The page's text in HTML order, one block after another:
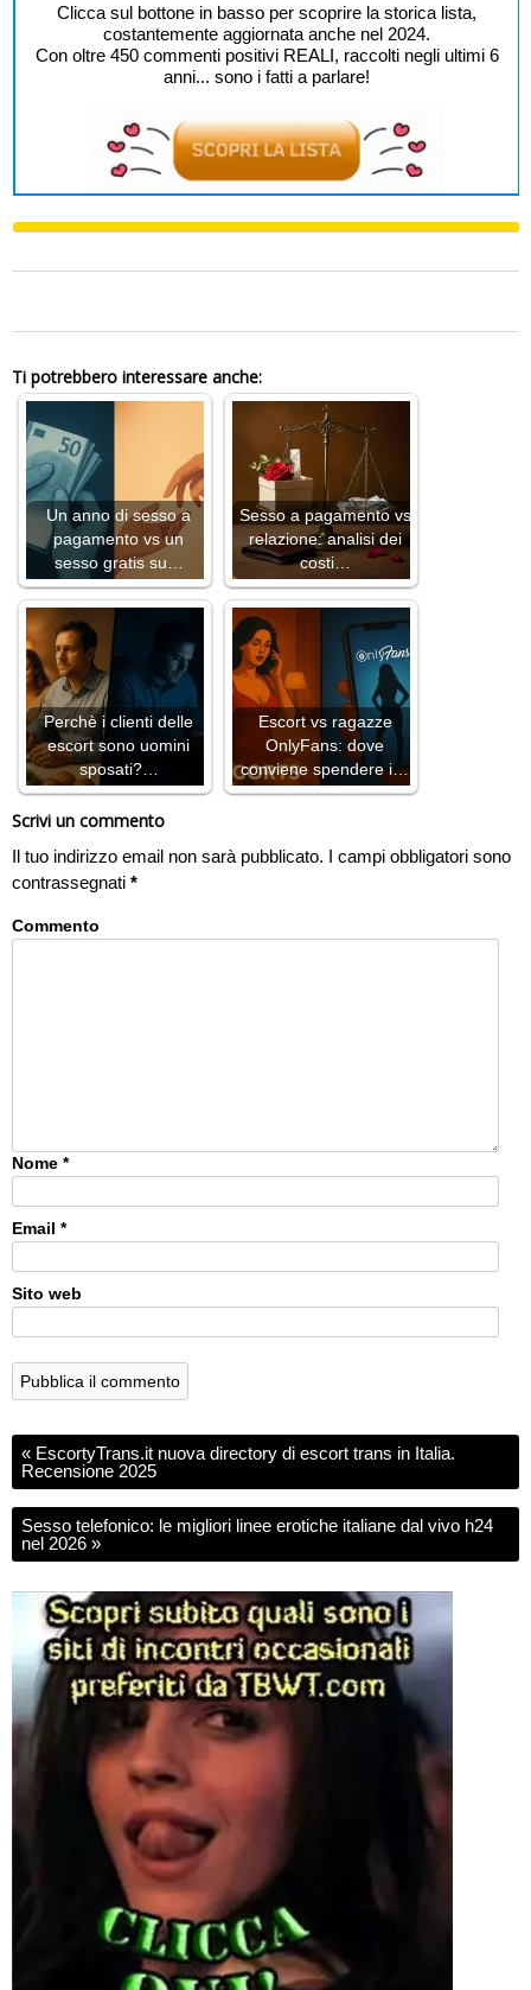
Clicca sul bottone in basso per scoprire la storica lista,
costantemente aggiornata anche nel 2024.
Con oltre 450 commenti positivi REALI, raccolti negli ultimi 6
anni... sono i fatti a parlare!
Ti potrebbero interessare anche:
Un anno di sesso a
pagamento vs un
sesso gratis su…
Sesso a pagamento vs
relazione: analisi dei
costi…
Perchè i clienti delle
escort sono uomini
sposati?…
Escort vs ragazze
OnlyFans: dove
conviene spendere i…
Scrivi un commento
Il tuo indirizzo email non sarà pubblicato. I campi obbligatori sono
contrassegnati *
Commento
Nome *
Email *
Sito web
« EscortyTrans.it nuova directory di escort trans in Italia.
Recensione 2025
Sesso telefonico: le migliori linee erotiche italiane dal vivo h24
nel 2026 »